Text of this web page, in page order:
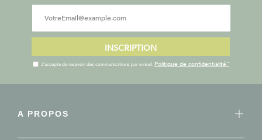
INSCRIPTION
J'accepte de recevoir des communications par e-mail. Politique de confidentialité"
A PROPOS